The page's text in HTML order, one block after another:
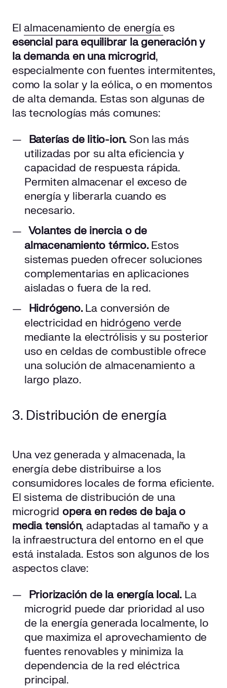
El almacenamiento de energía es
esencial para equilibrar la generación y
la demanda en una microgrid,
especialmente con fuentes intermitentes,
como la solar y la eólica, o en momentos
de alta demanda. Estas son algunas de
las tecnologías más comunes:
Baterías de litio-ion. Son las más
utilizadas por su alta eficiencia y
capacidad de respuesta rápida.
Permiten almacenar el exceso de
energía y liberarla cuando es
necesario.
Volantes de inercia o de
almacenamiento térmico.Estos
sistemas pueden ofrecer soluciones
complementarias en aplicaciones
aisladas o fuera de la red.
Hidrógeno.La conversión de
electricidad en hidrógeno verde
mediante la electrólisis y su posterior
uso en celdas de combustible ofrece
una solución de almacenamiento a
largo plazo.
3. Distribución de energía
Una vez generada y almacenada, la
energía debe distribuirse a los
consumidores locales de forma eficiente.
El sistema de distribución de una
microgrid opera en redes de baja o
media tensión, adaptadas al tamaño y a
la infraestructura del entorno en el que
está instalada. Estos son algunos de los
aspectos clave:
Priorización de la energía local. La
microgrid puede dar prioridad al uso
de la energía generada localmente, lo
que maximiza el aprovechamiento de
fuentes renovables y minimiza la
dependencia de la red eléctrica
principal.